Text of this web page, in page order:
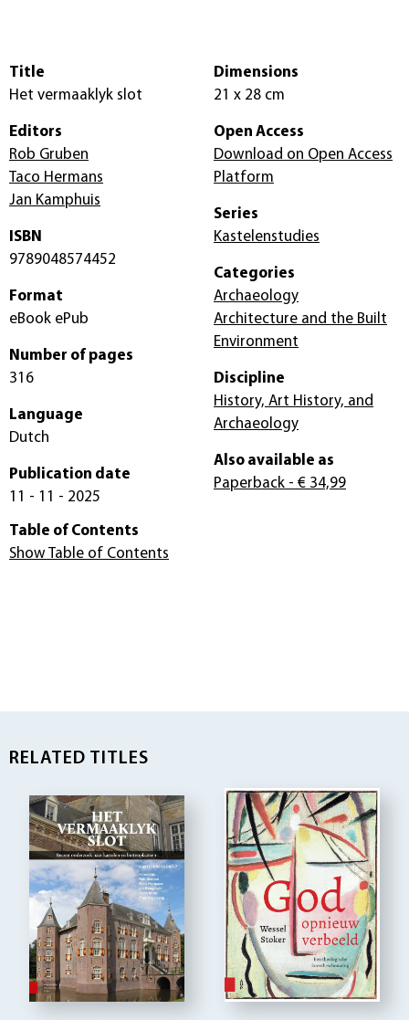
Title
Het vermaaklyk slot
Editors
Rob Gruben
Taco Hermans
Jan Kamphuis
ISBN
9789048574452
Format
eBook ePub
Number of pages
316
Language
Dutch
Publication date
11 - 11 - 2025
Dimensions
21 x 28 cm
Open Access
Download on Open Access
Platform
Series
Kastelenstudies
Categories
Archaeology
Architecture and the Built
Environment
Discipline
History, Art History, and
Archaeology
Also available as
Paperback - € 34,99
Table of Contents
Show Table of Contents
RELATED TITLES